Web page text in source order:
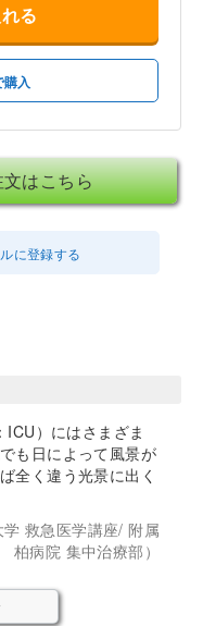
る
購入
はこちら
に登録する
）にはさまざま
も日によって風景が
全く違う光景に出く
救急医学講座/ 附属
柏病院 集中治療部）